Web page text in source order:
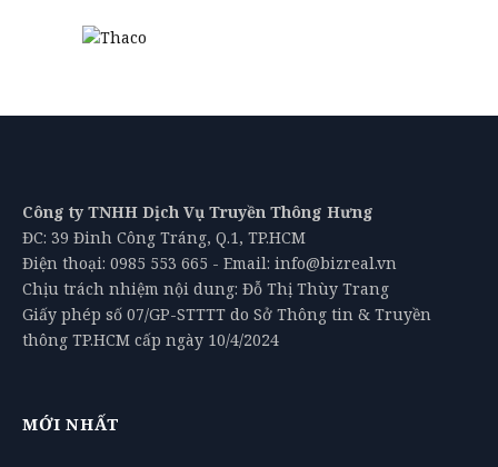
Công ty TNHH Dịch Vụ Truyền Thông Hưng
ĐC: 39 Đinh Công Tráng, Q.1, TP.HCM
Điện thoại: 0985 553 665 - Email: info@bizreal.vn
Chịu trách nhiệm nội dung: Đỗ Thị Thùy Trang
Giấy phép số 07/GP-STTTT do Sở Thông tin & Truyền
thông TP.HCM cấp ngày 10/4/2024
MỚI NHẤT